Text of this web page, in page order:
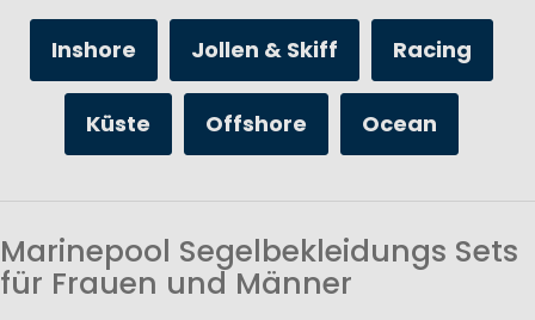
Inshore Jollen & Skiff Racing
Küste Offshore Ocean
Marinepool Segelbekleidungs Sets
für Frauen und Männer